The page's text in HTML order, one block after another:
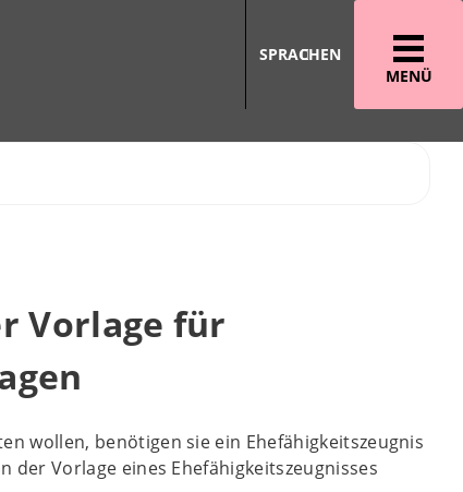
MENÜ
SPRACHEN
Vorlage für
wollen, benötigen sie ein Ehefähigkeitszeugnis
der Vorlage eines Ehefähigkeitszeugnisses